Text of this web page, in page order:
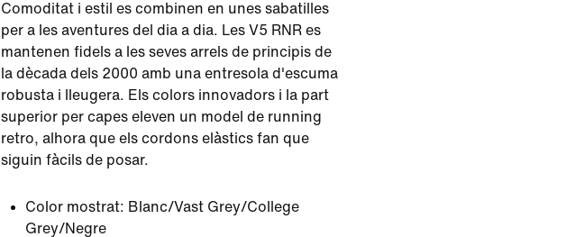
Comoditat i estil es combinen en unes sabatilles
per a les aventures del dia a dia. Les V5 RNR es
mantenen fidels a les seves arrels de principis de
la dècada dels 2000 amb una entresola d'escuma
robusta i lleugera. Els colors innovadors i la part
superior per capes eleven un model de running
retro, alhora que els cordons elàstics fan que
siguin fàcils de posar.
Color mostrat: Blanc/Vast Grey/College
Grey/Negre